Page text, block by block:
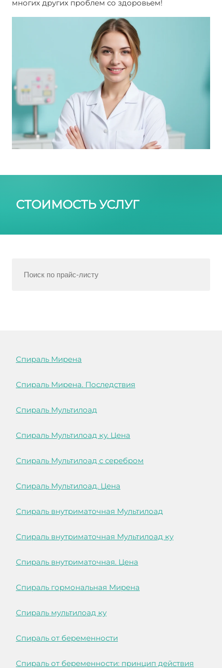
многих других проблем со здоровьем!
СТОИМОСТЬ УСЛУГ
Спираль Мирена
Спираль Мирена. Последствия
Спираль Мультилоад
Спираль Мультилоад ку. Цена
Спираль Мультилоад с серебром
Спираль Мультилоад. Цена
Спираль внутриматочная Мультилоад
Спираль внутриматочная Мультилоад ку
Спираль внутриматочная. Цена
Спираль гормональная Мирена
Спираль мультилоад ку
Спираль от беременности
Спираль от беременности: принцип действия